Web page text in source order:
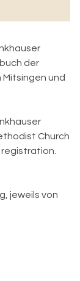
der
und
Church
jeweils von